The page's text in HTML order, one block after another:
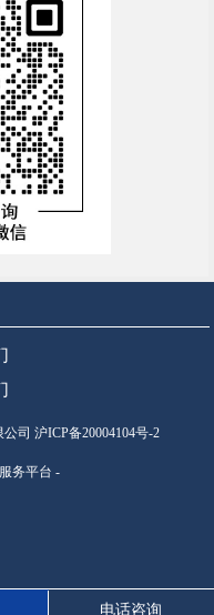
司 沪ICP备20004104号-2
务平台 -
电话咨询